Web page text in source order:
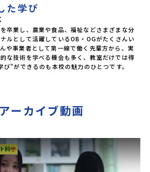
た学び
卒業し、農業や食品、福祉などさまざまな分
ルとして活躍しているOB・OGがたくさんい
や事業者として第一線で働く先輩方から、実
な技術を学べる機会も多く、教室だけでは得
び”ができるのも本校の魅力のひとつです。
アーカイブ動画